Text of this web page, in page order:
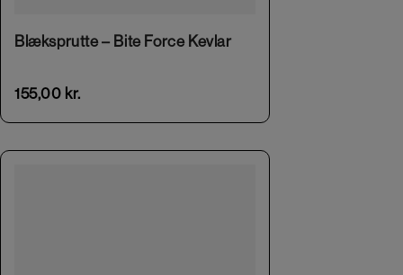
Blæksprutte – Bite Force Kevlar
155,00 kr.